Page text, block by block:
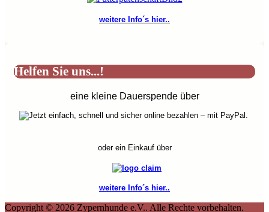
weitere Info´s hier..
Helfen Sie uns...!
eine kleine Dauerspende über
oder ein Einkauf über
weitere Info´s hier..
Copyright © 2026 Zypernhunde e.V.. Alle Rechte vorbehalten.